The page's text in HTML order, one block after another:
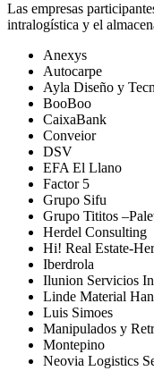
Las empresas
intralogística y el
Anexys
Autocarpe
Ayla Diseño y
BooBoo
CaixaBank
Conveior
DSV
EFA El Llano
Factor 5
Grupo Sifu
Grupo Tititos
Herdel Consulting
Hi! Real Estate-
Iberdrola
Ilunion Servicios
Linde Material
Luis Simoes
Manipulados y
Montepino
Neovia Logistics